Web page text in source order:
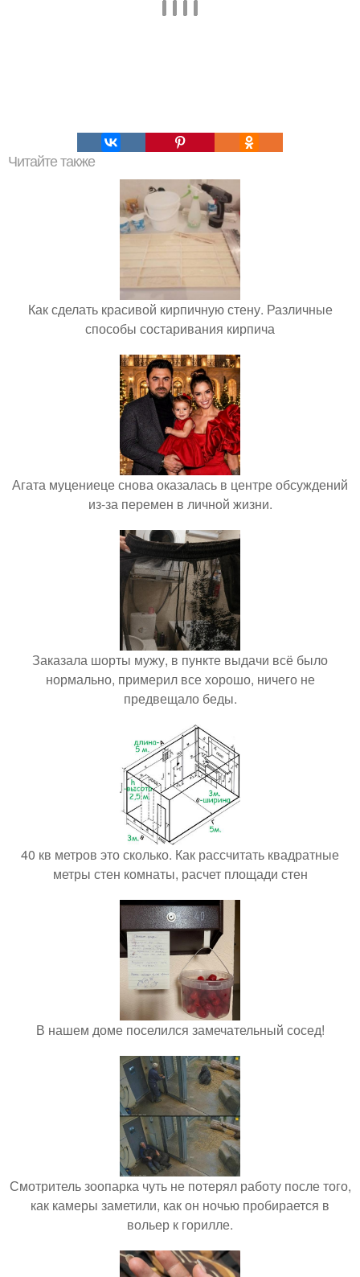
Читайте также
Как сделать красивой кирпичную стену. Различные
способы состаривания кирпича
Агата муцениеце снова оказалась в центре обсуждений
из-за перемен в личной жизни.
Заказала шорты мужу, в пункте выдачи всё было
нормально, примерил все хорошо, ничего не
предвещало беды.
40 кв метров это сколько. Как рассчитать квадратные
метры стен комнаты, расчет площади стен
В нашем доме поселился замечательный сосед!
Смотритель зоопарка чуть не потерял работу после того,
как камеры заметили, как он ночью пробирается в
вольер к горилле.